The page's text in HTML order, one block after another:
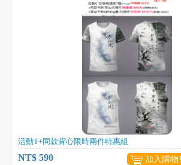
活動T+同款背心限時兩件特惠組
NT$ 590 加入購物